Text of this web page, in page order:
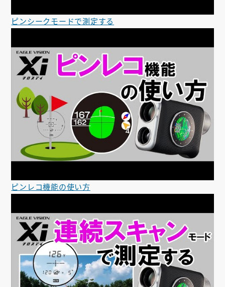
ピンシークモードで測定する
ピンレコ機能の使い方